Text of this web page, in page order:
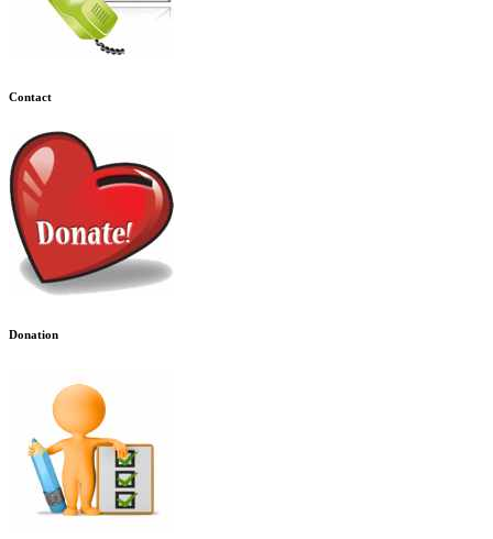
Contact
Donation